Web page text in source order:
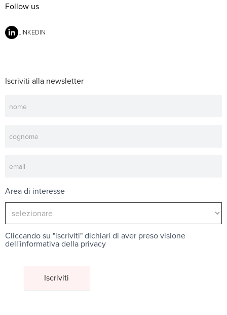
Follow us
LINKEDIN
Iscriviti alla newsletter
Area di interesse
Cliccando su "iscriviti" dichiari di aver preso visione
dell'informativa della privacy